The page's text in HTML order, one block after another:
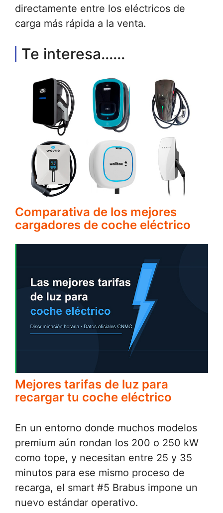
directamente entre los eléctricos de
carga más rápida a la venta.
Te interesa......
Comparativa de los mejores
cargadores de coche eléctrico
Mejores tarifas de luz para
recargar tu coche eléctrico
En un entorno donde muchos modelos
premium aún rondan los 200 o 250 kW
como tope, y necesitan entre 25 y 35
minutos para ese mismo proceso de
recarga, el smart #5 Brabus impone un
nuevo estándar operativo.